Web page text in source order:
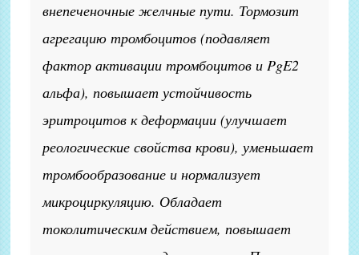
внепеченочные желчные пути. Тормозит
агрегацию тромбоцитов (подавляет
фактор активации тромбоцитов и PgE2
альфа), повышает устойчивость
эритроцитов к деформации (улучшает
реологические свойства крови), уменьшает
тромбообразование и нормализует
микроциркуляцию. Обладает
токолитическим действием, повышает